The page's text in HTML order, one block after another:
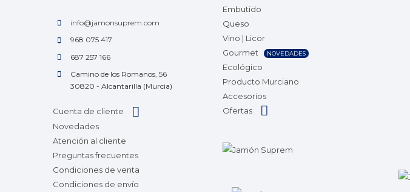
info@jamonsuprem.com
968 075 417
687 257 166
Camino de los Romanos, 56
30820 - Alcantarilla (Murcia)
Cuenta de cliente
Novedades
Atención al cliente
Preguntas frecuentes
Condiciones de venta
Condiciones de envío
Embutido
Queso
Vino | Licor
Gourmet
NOVEDADES
Ecológico
Producto Murciano
Accesorios
Ofertas